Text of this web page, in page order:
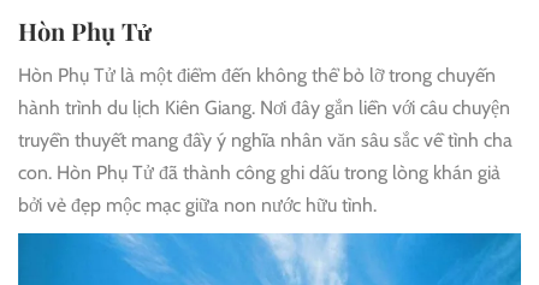
Hòn Phụ Tử
Hòn Phụ Tử là một điểm đến không thể bỏ lỡ trong chuyến
hành trình du lịch Kiên Giang. Nơi đây gắn liền với câu chuyện
truyền thuyết mang đầy ý nghĩa nhân văn sâu sắc về tình cha
con. Hòn Phụ Tử đã thành công ghi dấu trong lòng khán giả
bởi vẻ đẹp mộc mạc giữa non nước hữu tình.